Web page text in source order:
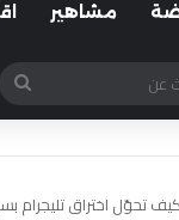
مشاهير
اختراق تليجرام